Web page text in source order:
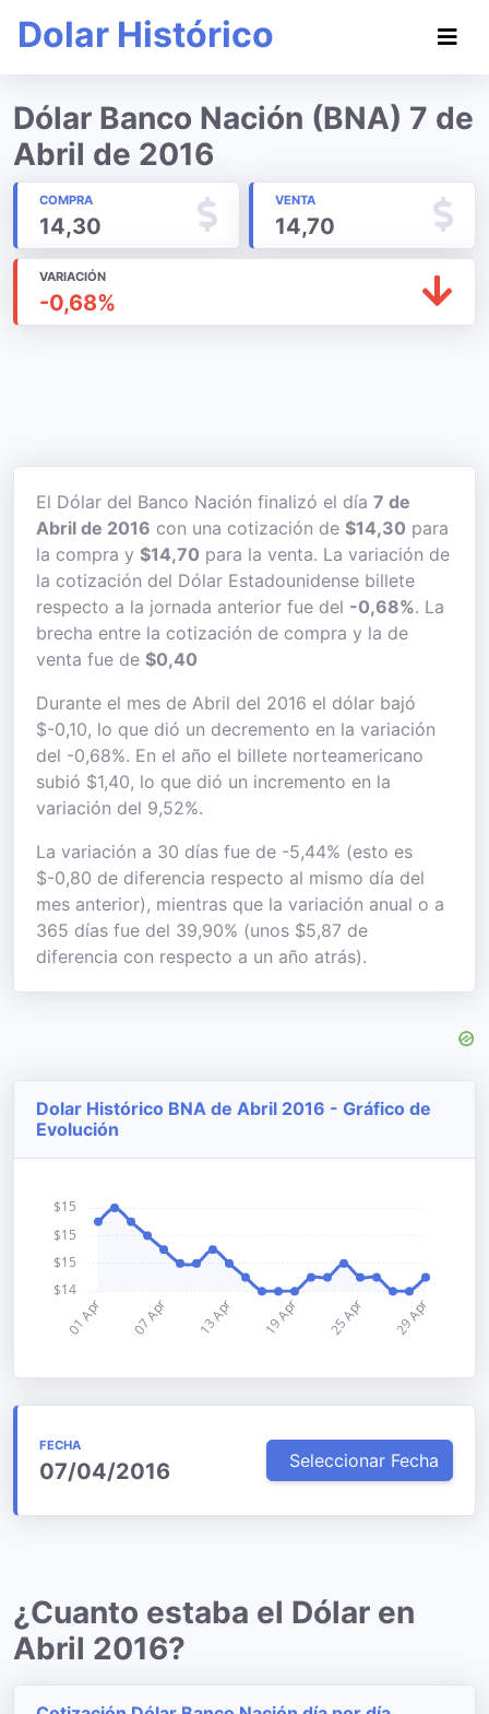
Dolar Histórico
Dólar Banco Nación (BNA) 7 de
Abril de 2016
COMPRA
14,30
VENTA
14,70
VARIACIÓN
-0,68%
El Dólar del Banco Nación finalizó el día 7 de
Abril de 2016 con una cotización de $14,30 para
la compra y $14,70 para la venta. La variación de
la cotización del Dólar Estadounidense billete
respecto a la jornada anterior fue del -0,68%. La
brecha entre la cotización de compra y la de
venta fue de $0,40
Durante el mes de Abril del 2016 el dólar bajó
$-0,10, lo que dió un decremento en la variación
del -0,68%. En el año el billete norteamericano
subió $1,40, lo que dió un incremento en la
variación del 9,52%.
La variación a 30 días fue de -5,44% (esto es
$-0,80 de diferencia respecto al mismo día del
mes anterior), mientras que la variación anual o a
365 días fue del 39,90% (unos $5,87 de
diferencia con respecto a un año atrás).
Dolar Histórico BNA de Abril 2016 - Gráfico de
Evolución
FECHA
07/04/2016 Seleccionar Fecha
¿Cuanto estaba el Dólar en
Abril 2016?